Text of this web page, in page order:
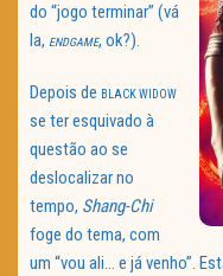
do “jogo terminar” (vá
la, ENDGAME, ok?).
Depois de BLACK WIDOW
se ter esquivado à
questão ao se
deslocalizar no
tempo, Shang-Chi
foge do tema, com
um “vou ali… e já venho”.